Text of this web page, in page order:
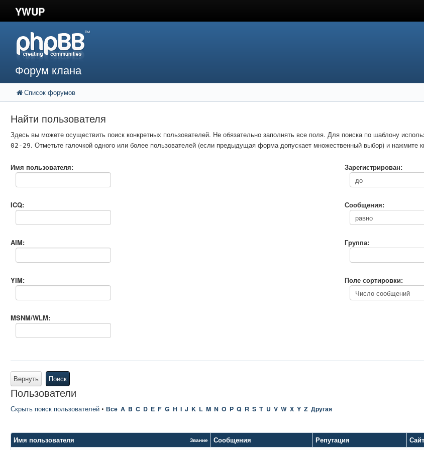
YWUP
Форум клана
Список форумов
Найти пользователя
Здесь вы можете осуществить поиск конкретных пользователей. Не обязательно заполнять все поля. Для поиска по шаблону
02-29. Отметьте галочкой одного или более пользователей (если предыдущая форма допускает множественный выбор) и нажмите
Имя пользователя:
ICQ:
AIM:
YIM:
MSNM/WLM:
Зарегистрирован:
Сообщения:
Группа:
Поле сортировки:
Вернуть Поиск
Пользователи
Скрыть поиск пользователей • Все A B C D E F G H I J K L M N O P Q R S T U V W X Y Z Другая
Имя пользователя
Звание Сообщения Репутация Сайт